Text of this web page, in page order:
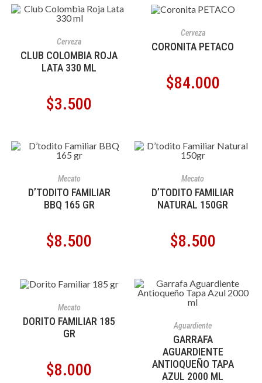
Cerveza
CLUB COLOMBIA ROJA
LATA 330 ML
$3.500
Cerveza
CORONITA PETACO
$84.000
Mecato
D’TODITO FAMILIAR
BBQ 165 GR
$8.500
Mecato
D’TODITO FAMILIAR
NATURAL 150GR
$8.500
Mecato
DORITO FAMILIAR 185
GR
$8.000
Aguardiente
GARRAFA
AGUARDIENTE
ANTIOQUEÑO TAPA
AZUL 2000 ML